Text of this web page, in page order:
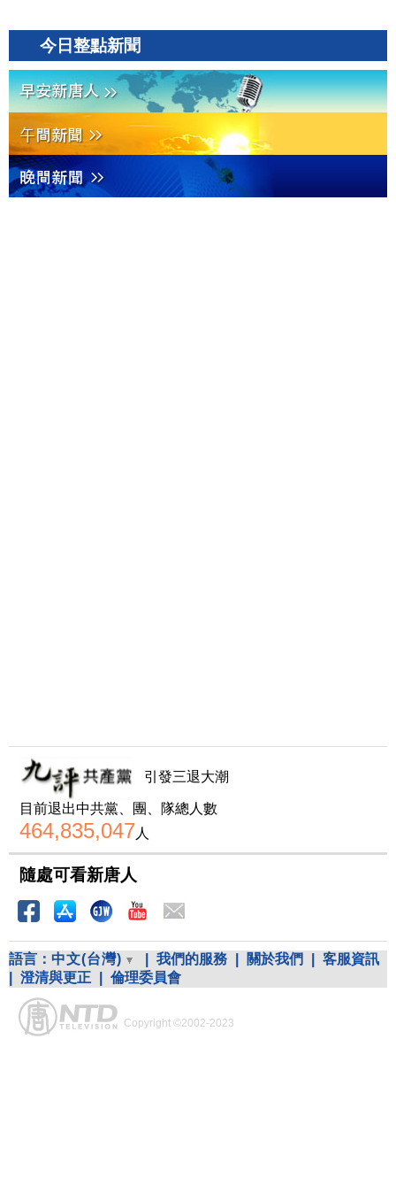
今日整點新聞
引發三退大潮
目前退出中共黨、團、隊總人數
464,835,047人
隨處可看新唐人
語言： 中文(台灣) 我們的服務 關於我們
客服資訊
澄清與更正 倫理委員會
Copyright ©2002-2023